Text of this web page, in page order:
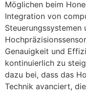
Möglichen beim
Integration von
Genauigkeit und
kontinuierlich zu
dazu bei, dass das
Technik avanciert,